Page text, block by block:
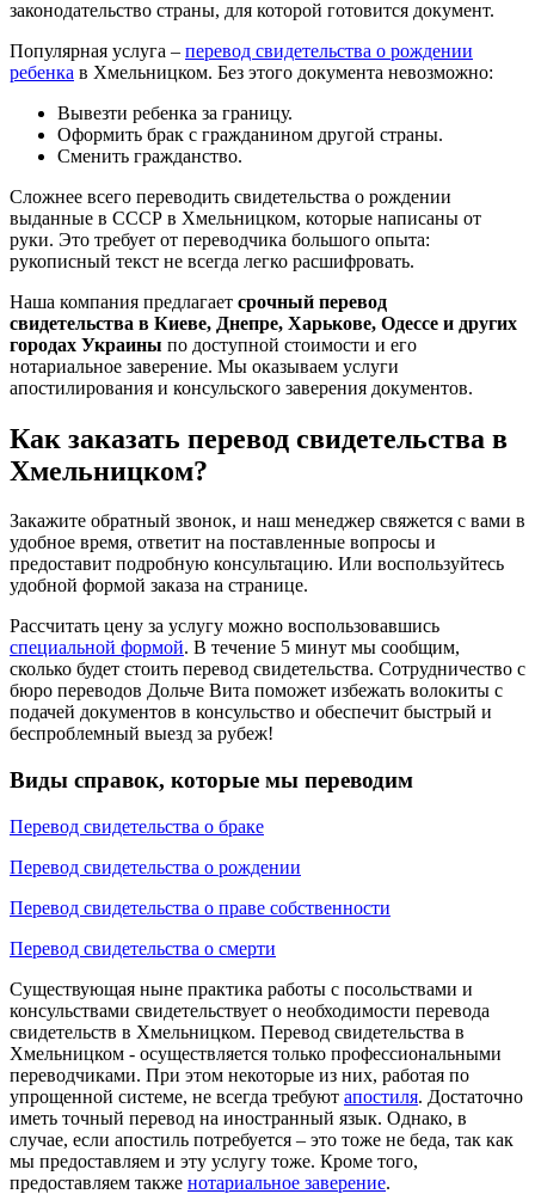
законодательство страны, для которой готовится документ.
Популярная услуга – перевод свидетельства о рождении
ребенка в Хмельницком. Без этого документа невозможно:
Вывезти ребенка за границу.
Оформить брак с гражданином другой страны.
Сменить гражданство.
Сложнее всего переводить свидетельства о рождении
выданные в СССР в Хмельницком, которые написаны от
руки. Это требует от переводчика большого опыта:
рукописный текст не всегда легко расшифровать.
Наша компания предлагает срочный перевод
свидетельства в Киеве, Днепре, Харькове, Одессе и других
городах Украины по доступной стоимости и его
нотариальное заверение. Мы оказываем услуги
апостилирования и консульского заверения документов.
Как заказать перевод свидетельства в
Хмельницком?
Закажите обратный звонок, и наш менеджер свяжется с вами в
удобное время, ответит на поставленные вопросы и
предоставит подробную консультацию. Или воспользуйтесь
удобной формой заказа на странице.
Рассчитать цену за услугу можно воспользовавшись
специальной формой. В течение 5 минут мы сообщим,
сколько будет стоить перевод свидетельства. Сотрудничество с
бюро переводов Дольче Вита поможет избежать волокиты с
подачей документов в консульство и обеспечит быстрый и
беспроблемный выезд за рубеж!
Виды справок, которые мы переводим
Перевод свидетельства о браке
Перевод свидетельства о рождении
Перевод свидетельства о праве собственности
Перевод свидетельства о смерти
Существующая ныне практика работы с посольствами и
консульствами свидетельствует о необходимости перевода
свидетельств в Хмельницком. Перевод свидетельства в
Хмельницком - осуществляется только профессиональными
переводчиками. При этом некоторые из них, работая по
упрощенной системе, не всегда требуют апостиля. Достаточно
иметь точный перевод на иностранный язык. Однако, в
случае, если апостиль потребуется – это тоже не беда, так как
мы предоставляем и эту услугу тоже. Кроме того,
предоставляем также нотариальное заверение.